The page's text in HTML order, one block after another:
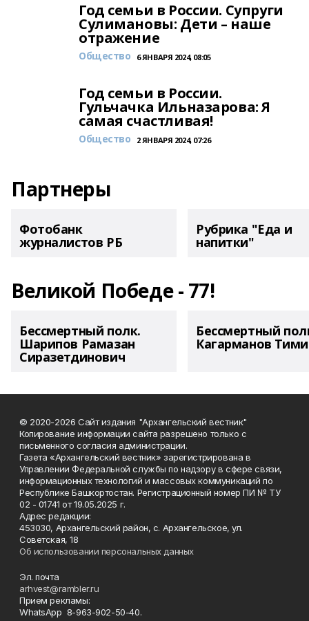
Год семьи в России. Супруги
Сулимановы: Дети – наше
отражение
Общество 6 ЯНВАРЯ 2024, 08:05
Год семьи в России.
Гульчачка Ильназарова: Я
самая счастливая!
Общество 2 ЯНВАРЯ 2024, 07:26
Партнеры
Фотобанк
журналистов РБ
Рубрика "Еда и
напитки"
Великой Победе - 77!
Бессмертный полк.
Шарипов Рамазан
Сиразетдинович
Бессмертный
Кагарманов
© 2020-2026 Сайт издания "Архангельский вестник"
Копирование информации сайта разрешено только с
письменного согласия администрации.
Газета «Архангельский вестник» зарегистрирована в
Управлении Федеральной службы по надзору в сфере связи,
информационных технологий и массовых коммуникаций по
Республике Башкортостан. Регистрационный номер ПИ № ТУ
02 - 01741 от 19.05.2025 г.
Адрес редакции:
453030, Архангельский район, с. Архангельское, ул.
Советская, 18
Об использовании персональных данных
Эл. почта
arhvest@rambler.ru
Прием рекламы:
WhatsApp 8-963-902-50-40.